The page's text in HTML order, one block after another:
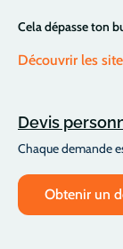
Cela dépasse ton
Découvrir les
Devis
Chaque demande
Obtenir un